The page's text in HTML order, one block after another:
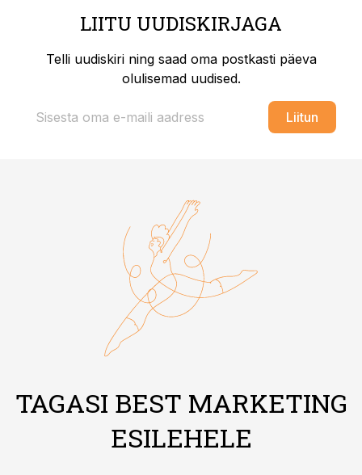
LIITU UUDISKIRJAGA
Telli uudiskiri ning saad oma postkasti päeva
olulisemad uudised.
Liitun
TAGASI BEST MARKETING
ESILEHELE